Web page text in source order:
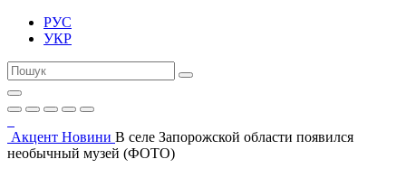
РУС
УКР
Акцент Новини В селе Запорожской области появился
необычный музей (ФОТО)